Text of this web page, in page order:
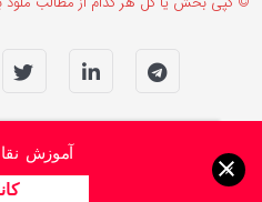
آموزش
×